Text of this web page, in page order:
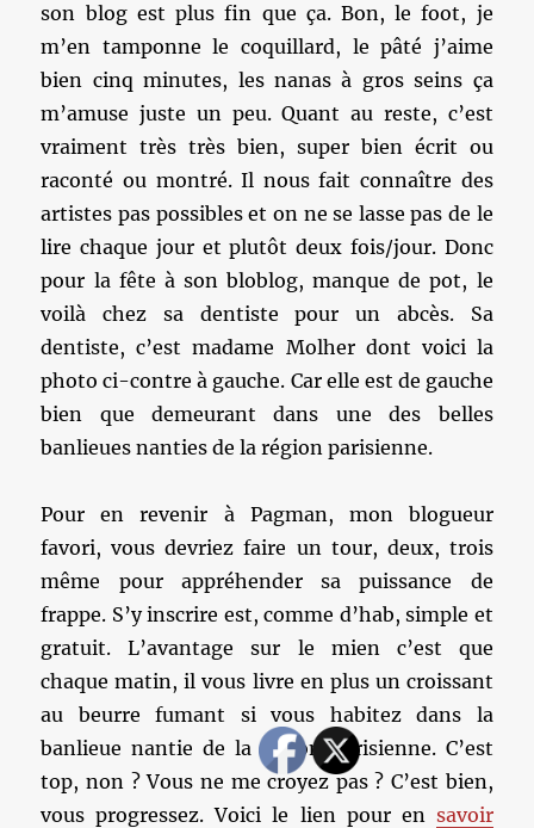
son blog est plus fin que ça. Bon, le foot, je
m’en tamponne le coquillard, le pâté j’aime
bien cinq minutes, les nanas à gros seins ça
m’amuse juste un peu. Quant au reste, c’est
vraiment très très bien, super bien écrit ou
raconté ou montré. Il nous fait connaître des
artistes pas possibles et on ne se lasse pas de le
lire chaque jour et plutôt deux fois/jour. Donc
pour la fête à son bloblog, manque de pot, le
voilà chez sa dentiste pour un abcès. Sa
dentiste, c’est madame Molher dont voici la
photo ci-contre à gauche. Car elle est de gauche
bien que demeurant dans une des belles
banlieues nanties de la région parisienne.
Pour en revenir à Pagman, mon blogueur
favori, vous devriez faire un tour, deux, trois
même pour appréhender sa puissance de
frappe. S’y inscrire est, comme d’hab, simple et
gratuit. L’avantage sur le mien c’est que
chaque matin, il vous livre en plus un croissant
au beurre fumant si vous habitez dans la
banlieue nantie de la région parisienne. C’est
top, non ? Vous ne me croyez pas ? C’est bien,
vous progressez. Voici le lien pour en savoir